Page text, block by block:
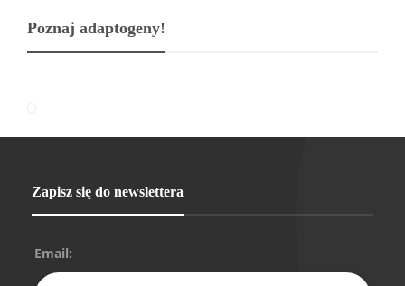
Poznaj adaptogeny!
Zapisz się do newslettera
Email: